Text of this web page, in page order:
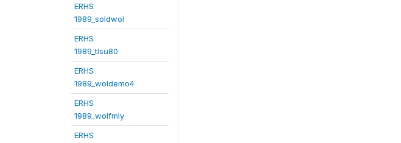
ERHS
1989_soldwol
ERHS
1989_tlsu80
ERHS
1989_woldemo4
ERHS
1989_wolfmly
ERHS